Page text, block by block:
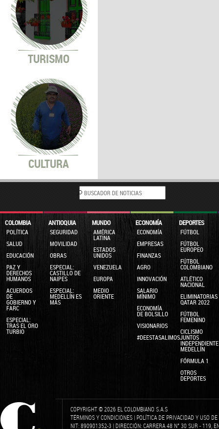
TURISMO
CULTURA
COLOMBIA
POLÍTICA
SALUD
EDUCACIÓN
PAZ Y
DERECHOS
HUMANOS
ACUERDOS
DE
GOBIERNO Y
FARC
ESPECIAL:
TRAS EL ORO
TURBIO
ANTIOQUIA
SEGURIDAD
MOVILIDAD
OBRAS
ESPECIAL:
CASTILLO DE
NAIPES
ESPECIAL:
MEDELLÍN ES
MÁS
MUNDO
AMÉRICA
LATINA
ESTADOS
UNIDOS
VENEZUELA
EUROPA
MEDIO
ORIENTE
ECONOMÍA
ECONOMÍA
EMPRESAS
FINANZAS
AGRO
INNOVACIÓN
SALARIO
MÍNIMO
ECONOMÍA
DE BOLSILLO
VISIONARIOS
#DEESTASALIMOSJUNTOS
DEPORTES
FÚTBOL
FÚTBOL
EUROPEO
FÚTBOL
COLOMBIANO
ATLÉTICO
NACIONAL
ELIMINATORIAS
QATAR 2022
FÚTBOL
FEMENINO
CICLISMO
INDEPENDIENTE
MEDELLÍN
FÓRMULA 1
OTROS
DEPORTES
COPYRIGHT © 2026 EL COLOMBIANO S.A.S
TÉRMINOS Y CONDICIONES | POLÍTICA DE PRIVACIDAD Y USO
NIT: 890901352-3 | DIRECCIÓN: CARRERA 48 N° 30 SUR - 119,